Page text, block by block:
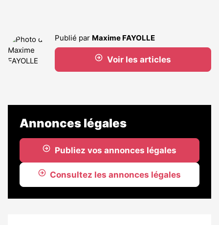
Publié par Maxime FAYOLLE
Voir les articles
Annonces légales
Publiez vos annonces légales
Consultez les annonces légales